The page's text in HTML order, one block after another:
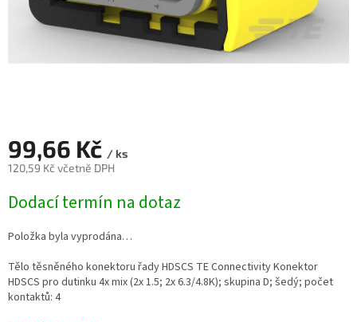
99,66 Kč / ks
120,59 Kč včetně DPH
cena:
Dodací termín na dotaz
Položka byla vyprodána…
Tělo těsněného konektoru řady HDSCS TE Connectivity Konektor
HDSCS pro dutinku 4x mix (2x 1.5; 2x 6.3/4.8K); skupina D; šedý; počet
kontaktů: 4